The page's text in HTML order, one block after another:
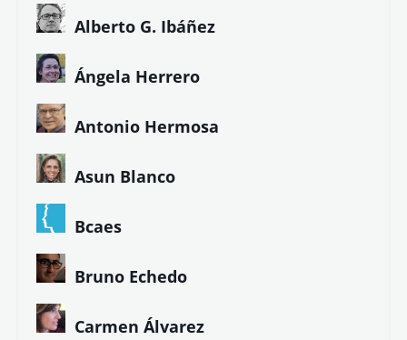
Alberto G. Ibáñez
Ángela Herrero
Antonio Hermosa
Asun Blanco
Bcaes
Bruno Echedo
Carmen Álvarez